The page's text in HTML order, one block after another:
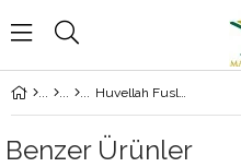
Huvellah Fuslun Bedatun Fi Beyn Esmaillhil-Hüsn Ve Meniyihl-Azm - هو الله فصول بديعة في بيان أسماء الله الحسنى ومعانيها العظيمة
Benzer Ürünler